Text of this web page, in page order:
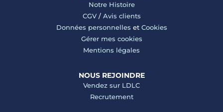
Notre Histoire
CGV/ Avis clients
Données personnelles et Cookies
Gérer mes cookies
Mentions légales
NOUS REJOINDRE
Vendez sur LDLC
Recrutement